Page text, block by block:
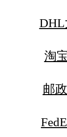
DHL
淘
邮